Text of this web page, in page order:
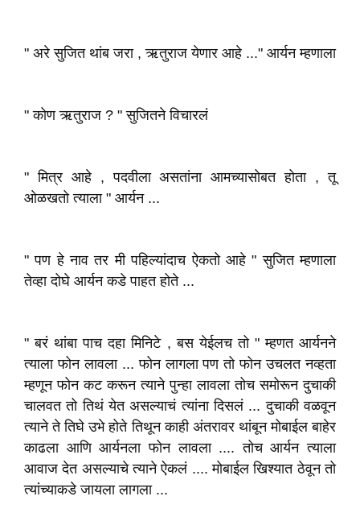
" अरे सुजित थांब जरा , ऋतुराज येणार आहे ..." आर्यन म्हणाला
" कोण ऋतुराज ? " सुजितने विचारलं
" मित्र आहे , पदवीला असतांना आमच्यासोबत होता , तू
ओळखतो त्याला " आर्यन ...
" पण हे नाव तर मी पहिल्यांदाच ऐकतो आहे " सुजित म्हणाला
तेव्हा दोघे आर्यन कडे पाहत होते ...
" बरं थांबा पाच दहा मिनिटे , बस येईलच तो " म्हणत आर्यनने
त्याला फोन लावला ... फोन लागला पण तो फोन उचलत नव्हता
म्हणून फोन कट करून त्याने पुन्हा लावला तोच समोरून दुचाकी
चालवत तो तिथं येत असल्याचं त्यांना दिसलं ... दुचाकी वळवून
त्याने ते तिघे उभे होते तिथून काही अंतरावर थांबून मोबाईल बाहेर
काढला आणि आर्यनला फोन लावला .... तोच आर्यन त्याला
आवाज देत असल्याचे त्याने ऐकलं .... मोबाईल खिश्यात ठेवून तो
त्यांच्याकडे जायला लागला ...